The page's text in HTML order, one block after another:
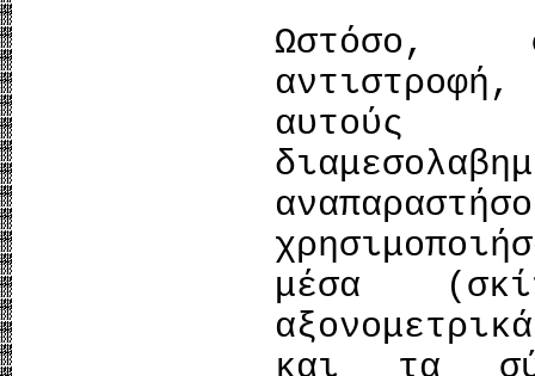
Ωστόσο,
αυτούς
μέσα
και τα